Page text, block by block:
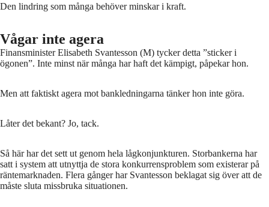
Den lindring som många behöver minskar i kraft.
Vågar inte agera
Finansminister Elisabeth Svantesson (M) tycker detta ”sticker i
ögonen”. Inte minst när många har haft det kämpigt, påpekar hon.
Men att faktiskt agera mot bankledningarna tänker hon inte göra.
Låter det bekant? Jo, tack.
Så här har det sett ut genom hela lågkonjunkturen. Storbankerna har
satt i system att utnyttja de stora konkurrensproblem som existerar på
räntemarknaden. Flera gånger har Svantesson beklagat sig över att de
måste sluta missbruka situationen.